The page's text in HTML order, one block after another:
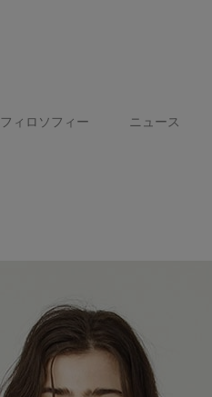
フィロソフィー ニュース